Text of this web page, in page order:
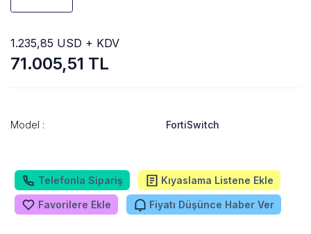
71.005,51 TL
1.235,85 USD + KDV
Model : FortiSwitch
Telefonla Sipariş Kıyaslama Listene Ekle
Favorilere Ekle Fiyatı Düşünce Haber Ver